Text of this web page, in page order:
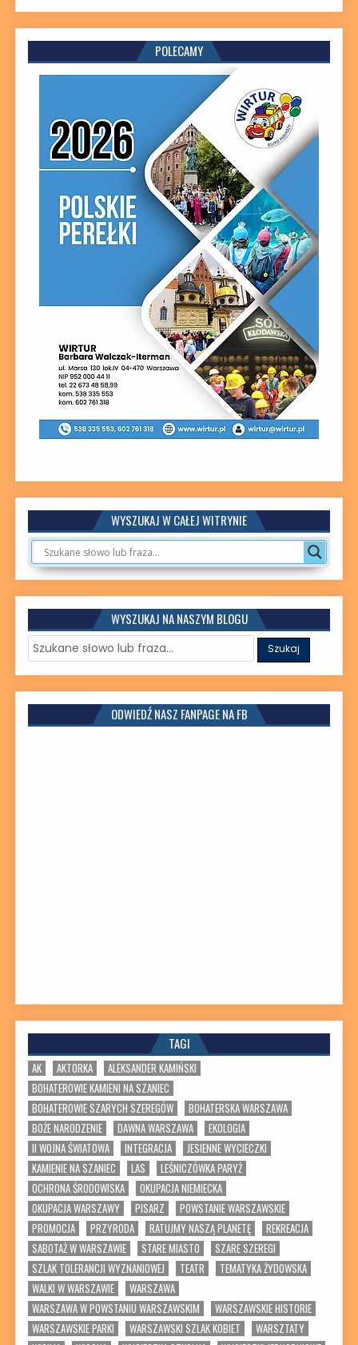
POLECAMY
WYSZUKAJ W CAŁEJ WITRYNIE
WYSZUKAJ NA NASZYM BLOGU
ODWIEDŹ NASZ FANPAGE NA FB
TAGI
AK AKTORKA
ALEKSANDER KAMIŃSKI
BOHATEROWIE KAMIENI NA SZANIEC
BOHATEROWIE SZARYCH SZEREGÓW
BOHATERSKA WARSZAWA
BOŻE NARODZENIE
DAWNA WARSZAWA
EKOLOGIA
II WOJNA ŚWIATOWA
INTEGRACJA
JESIENNE WYCIECZKI
KAMIENIE NA SZANIEC
LAS
LEŚNICZÓWKA PARYŻ
OCHRONA ŚRODOWISKA
OKUPACJA NIEMIECKA
OKUPACJA WARSZAWY
PISARZ
POWSTANIE WARSZAWSKIE
PROMOCJA
PRZYRODA RATUJMY NASZĄ PLANETĘ
REKREACJA
SABOTAŻ W WARSZAWIE
STARE MIASTO
SZARE SZEREGI
SZLAK TOLERANCJI WYZNANIOWEJ
TEATR
TEMATYKA ŻYDOWSKA
WALKI W WARSZAWIE
WARSZAWA
WARSZAWA W POWSTANIU WARSZAWSKIM
WARSZAWSKIE HISTORIE
WARSZAWSKIE PARKI
WARSZAWSKI SZLAK KOBIET
WARSZTATY